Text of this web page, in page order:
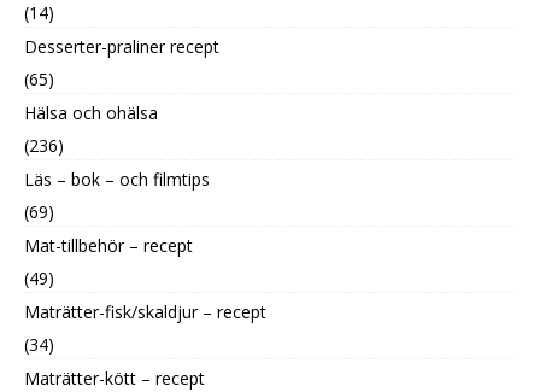
(14)
Desserter-praliner recept
(65)
Hälsa och ohälsa
(236)
Läs – bok – och filmtips
(69)
Mat-tillbehör – recept
(49)
Maträtter-fisk/skaldjur – recept
(34)
Maträtter-kött – recept